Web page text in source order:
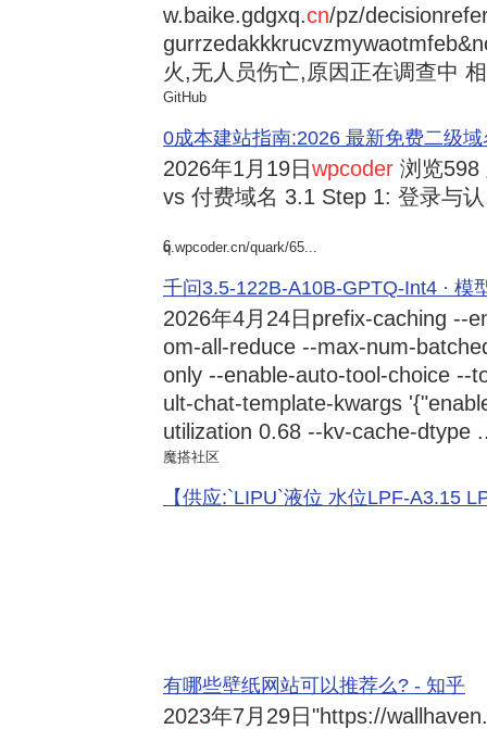
w.baike.gdgxq.cn/pz/
火,无人员伤亡,原因正在调查中
GitHub
0成本建站指南:2026 最新免费二级
2026年1月19日wpcoder 浏览598
vs 付费域名 3.1 Step 1: 登录与
6
q.wpcoder.cn/quark/65...
千问3.5-122B-A10B-GPTQ-Int4 · 模
2026年4月24日 prefix-caching --
om-all-reduce --max-num-
only --enable-auto-tool-choice --
ult-chat-template-kwargs
utilization 0.68 --kv-cache-dtype
魔搭社区
【供应:`LIPU`液位 水位LPF-A3.15
有哪些壁纸网站可以推荐么? - 知乎
2023年7月29日 "https://